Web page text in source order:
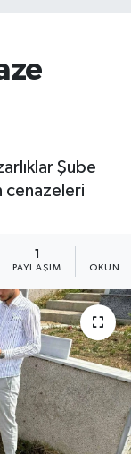
Şube
cenazeleri
PAYLAŞIM